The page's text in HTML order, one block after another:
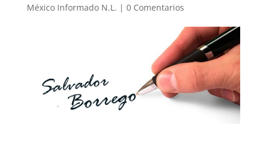
México Informado N.L. | 0 Comentarios